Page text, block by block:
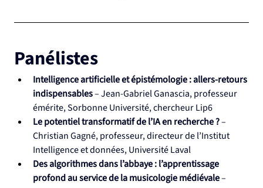
Panélistes
Intelligence artificielle et épistémologie : allers-retours
indispensables – Jean-Gabriel Ganascia, professeur
émérite, Sorbonne Université, chercheur Lip6
Le potentiel transformatif de l’IA en recherche ? –
Christian Gagné, professeur, directeur de l’Institut
Intelligence et données, Université Laval
Des algorithmes dans l’abbaye : l’apprentissage
profond au service de la musicologie médiévale –